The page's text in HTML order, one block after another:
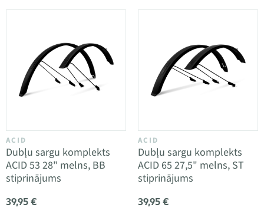
ACID
Dubļu sargu komplekts
ACID 53 28" melns, BB
stiprinājums
39,95 €
ACID
Dubļu sargu komplekts
ACID 65 27,5" melns, ST
stiprinājums
39,95 €